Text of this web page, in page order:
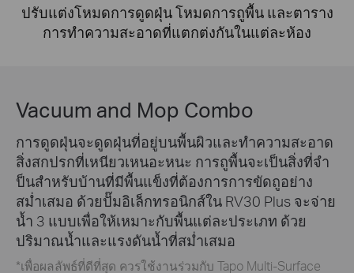
ปรับแต่งโหมดการดูดฝุ่น โหมดการถูพื้น และตาราง
การทำความสะอาดที่แตกต่งกันในแต่ละห้อง
Vacuum and Mop Combo
การดูดฝุ่นจะดูดฝุ่นที่อยู่บนพื้นผิวและทำความสะอาด
สิ่งสกปรกที่เหนียวเหนอะหนะ การถูพื้นจะเป็นสิ่งที่จำ
ป็นสำหรับบ้านที่มีพื้นแข็งที่ต้องการการขัดถูอย่าง
สม่ำเสมอ ด้วยปั๊มอิเล็กทรอนิกส์ใน RV30 Plus จะจ่าย
น้ำ 3 แบบเพื่อให้เหมาะกับพื้นแต่ละประเภท ด้วย
ปริมาณน้ำและแรงดันน้ำที่สม่ำเสมอ
*เพื่อผลลัพธ์ที่ดีที่สุด ควรใช้งานร่วมกับ Tapo Multi-Surface